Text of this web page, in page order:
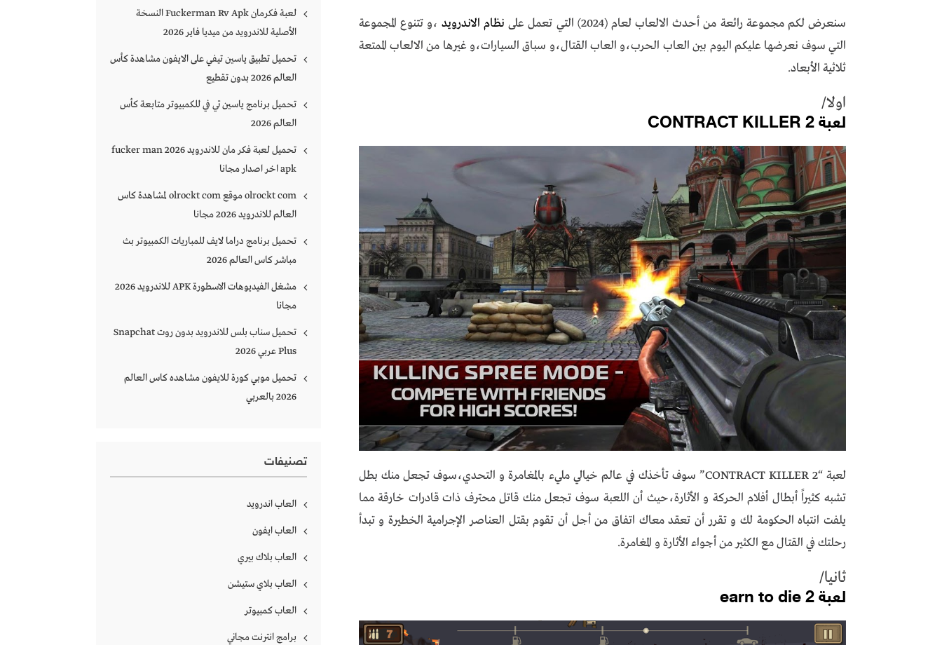
سنعرض لكم مجموعة رائعة من أحدث الالعاب لعام (2024) التي تعمل على نظام الاندرويد ،و تتنوع المجموعة
التي سوف نعرضها عليكم اليوم بين العاب الحرب،و العاب القتال،و سباق السيارات،و غيرها من الالعاب الممتعة
ثلاثية الأبعاد.
اولا/
لعبة CONTRACT KILLER 2
لعبة “CONTRACT KILLER 2” سوف تأخذك في عالم خيالي مليء بالمغامرة و التحدي،سوف تجعل منك بطل
تشبه كثيراً أبطال أفلام الحركة و الأثارة،حيث أن اللعبة سوف تجعل منك قاتل محترف ذات قادرات خارقة مما
يلفت انتباه الحكومة لك و تقرر أن تعقد معاك اتفاق من أجل أن تقوم بقتل العناصر الإجرامية الخطيرة و تبدأ
رحلتك في القتال مع الكثير من أجواء الأثارة و المغامرة.
ثانيا/
لعبة earn to die 2
لعبة فكرمان Fuckerman Rv Apk النسخة
الأصلية للاندرويد من ميديا فاير 2026
تحميل تطبيق ياسين تيفي على الايفون مشاهدة كأس
العالم 2026 بدون تقطيع
تحميل برنامج ياسين تي في للكمبيوتر متابعة كأس
العالم 2026
تحميل لعبة فكر مان للاندرويد 2026 fucker man
apk اخر اصدار مجانا
olrockt com موقع olrockt com لمشاهدة كاس
العالم للاندرويد 2026 مجانا
تحميل برنامج دراما لايف للمباريات الكمبيوتر بث
مباشر كاس العالم 2026
مشغل الفيديوهات الاسطورة APK للاندرويد 2026
مجانا
تحميل سناب بلس للاندرويد بدون روت Snapchat
Plus‏ عربي 2026
تحميل موبي كورة للايفون مشاهده كاس العالم
2026 بالعربي
تصنيفات
العاب اندرويد
العاب ايفون
العاب بلاك بيري
العاب بلاي ستيشن
العاب كمبيوتر
برامج انترنت مجاني